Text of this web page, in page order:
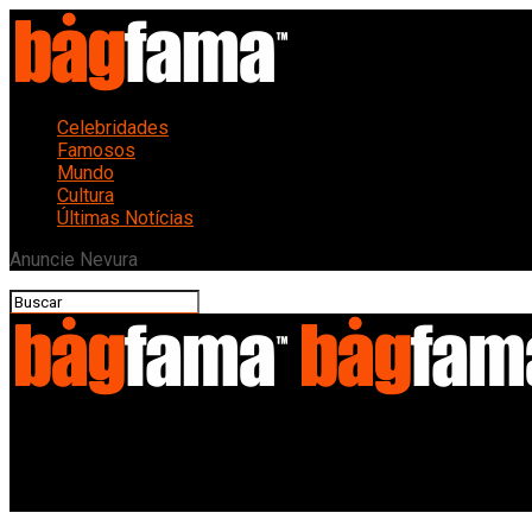
Celebridades
Famosos
Mundo
Cultura
Últimas Notícias
Anuncie Nevura